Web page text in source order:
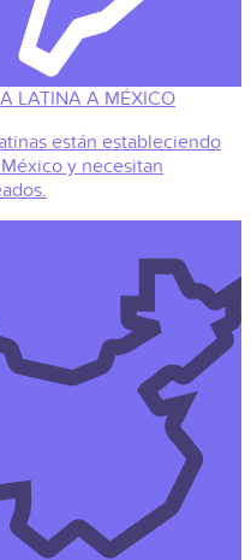
LATINA A MÉXICO
están estableciendo
y necesitan